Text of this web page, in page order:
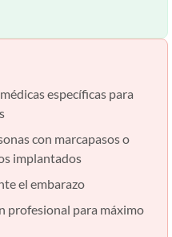
específicas para
con marcapasos o
implantados
el embarazo
profesional para máximo